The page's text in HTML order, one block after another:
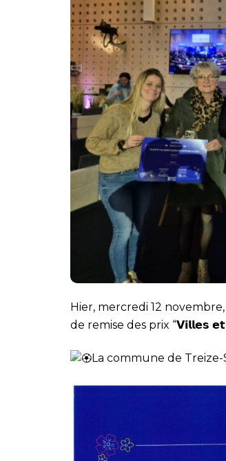
Hier, mercredi 12
de remise des prix “𝗩𝗶𝗹𝗹𝗲𝘀 𝗲𝘁
La commune de Treize-